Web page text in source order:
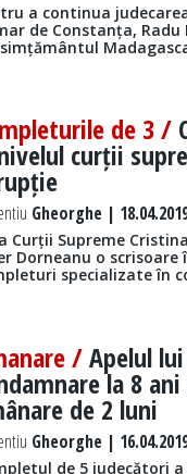
a continua
de Constanța,
de 3 /
curții
Gheorghe |
Curții Supreme
Dorneanu o
specializate în
/Apelul
la 8
de 2 luni
Gheorghe |
de 5 judecători